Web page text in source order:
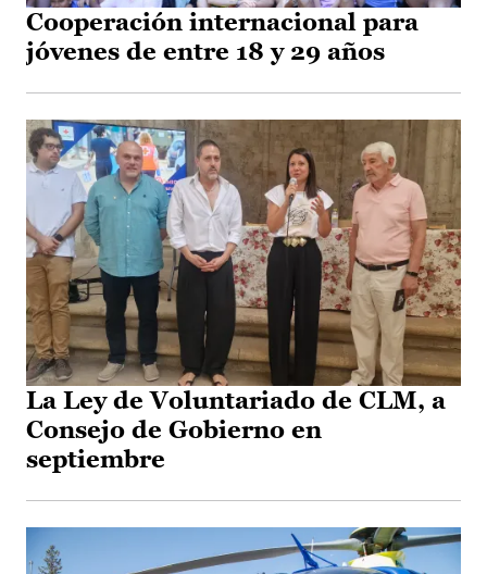
Cooperación internacional para
jóvenes de entre 18 y 29 años
La Ley de Voluntariado de CLM, a
Consejo de Gobierno en
septiembre